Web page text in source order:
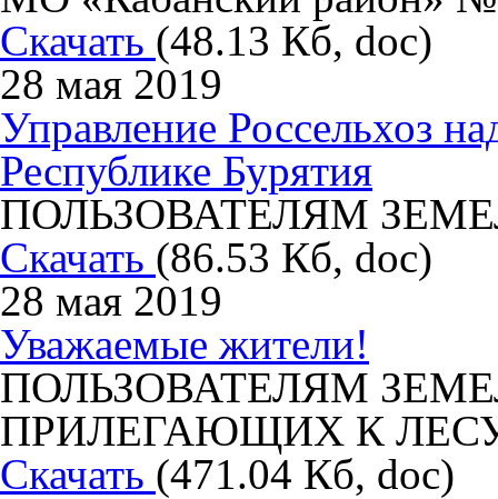
Скачать (48.13 Кб, doc)
28 мая 2019
Управление Россельхоз
Республике Бурятия
ПОЛЬЗОВАТЕЛЯМ
Скачать (86.53 Кб, doc)
28 мая 2019
Уважаемые жители!
ПОЛЬЗОВАТЕЛЯМ
ПРИЛЕГАЮЩИХ К
Скачать (471.04 Кб, doc)